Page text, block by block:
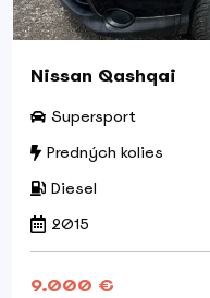
Nissan Qashqai
Supersport
Predných kolies
Diesel
2015
9.000 €